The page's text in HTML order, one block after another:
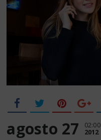
agosto 27 02:00
2012